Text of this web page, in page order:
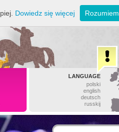
LANGUAGE
polski
english
deutsch
russkij
Dowiedz się więcej Rozumiem